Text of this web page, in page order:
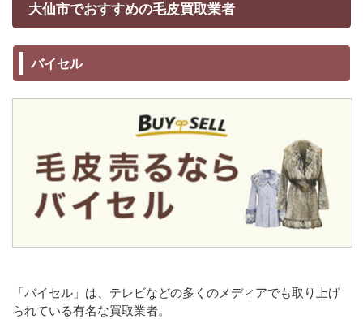
大仙市でおすすめの毛皮買取業者
バイセル
「バイセル」は、テレビなどの多くのメディアでも取り上げ
られている有名な買取業者。